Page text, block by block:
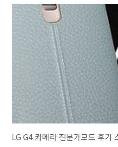
기세는 맞지 않고 전기요금이 맞는 말이
는 말이 좀 더 많이 사용되고 있죠. 제습
전력측정기를 붙여 봤는데요. 그런데
될 것 같네요. 에어컨 전력소모량도 사실
는데요. 제습기도 그러합니다. 전력소
여 움직이는데요. ..
LG G4 카메라 전문가모드 후기